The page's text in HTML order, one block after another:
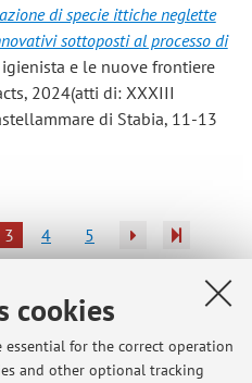
cookies
essential for the correct operation
and other optional tracking
di specie ittiche neglette
sottoposti al processo di
e le nuove frontiere
2024(atti di: XXXIII
di Stabia, 11-13
3 4 5